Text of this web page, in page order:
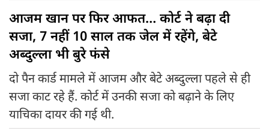
आजम खान पर फिर आफत… कोर्ट ने बढ़ा दी
सजा, 7 नहीं 10 साल तक जेल में रहेंगे, बेटे
अब्दुल्ला भी बुरे फंसे
दो पैन कार्ड मामले में आजम और बेटे अब्दुल्ला पहले से ही
सजा काट रहे हैं. कोर्ट में उनकी सजा को बढ़ाने के लिए
याचिका दायर की गई थी.